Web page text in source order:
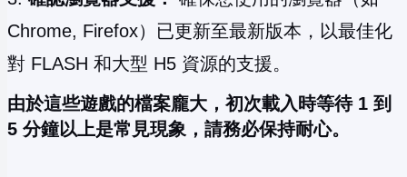
Chrome, Firefox）已更新至最新版本，以最佳化
對 FLASH 和大型 H5 資源的支援。
由於這些遊戲的檔案龐大，初次載入時等待 1 到
5 分鐘以上是常見現象，請務必保持耐心。